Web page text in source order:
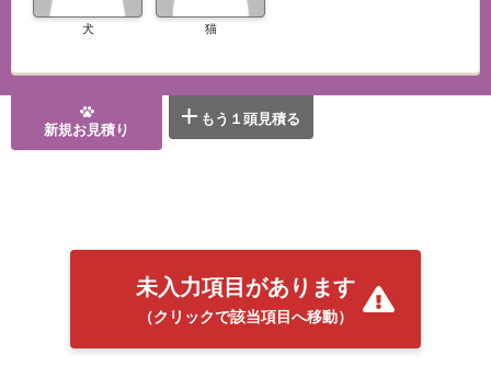
犬 猫
新規お見積り
もう１頭見積る
未入力項目があります
（クリックで該当項目へ移動）